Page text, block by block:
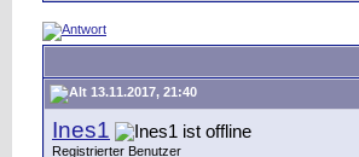
13.11.2017, 21:40
Ines1
Registrierter Benutzer